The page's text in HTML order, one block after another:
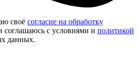
своё согласие на обработку
с условиями и политикой
данных.